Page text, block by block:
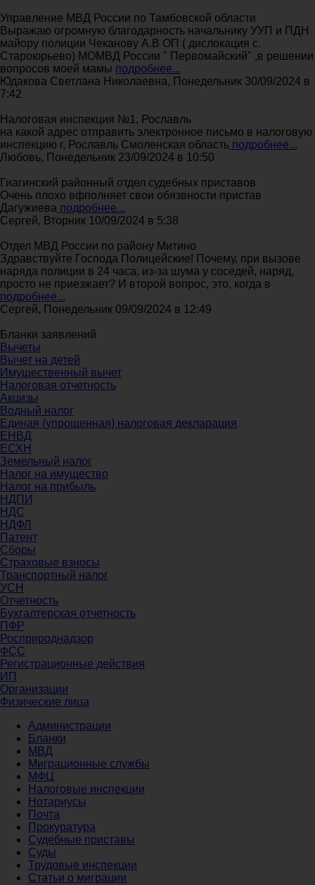
Управление МВД России по Тамбовской области
Выражаю огромную благодарность начальнику УУП и ПДН
майору полиции Чеканову А.В ОП ( дислокация с.
Староюрьево) МОМВД России " Первомайский" ,в решении
вопросов моей мамы подробнее...
Юдакова Светлана Николаевна, Понедельник 30/09/2024 в
7:42
Налоговая инспекция №1, Рославль
на какой адрес отправить электронное письмо в налоговую
инспекцию г, Рославль Смоленская область подробнее...
Любовь, Понедельник 23/09/2024 в 10:50
Гиагинский районный отдел судебных приставов
Очень плохо вфполняет свои обязвности пристав
Дагужиева подробнее...
Сергей, Вторник 10/09/2024 в 5:38
Отдел МВД России по району Митино
Здравствуйте Господа Полицейские! Почему, при вызове
наряда полиции в 24 часа, из-за шума у соседей, наряд,
просто не приезжает? И второй вопрос, это, когда в
подробнее...
Сергей, Понедельник 09/09/2024 в 12:49
Бланки заявлений
Вычеты
Вычет на детей
Имущественный вычет
Налоговая отчетность
Акцизы
Водный налог
Единая (упрощенная) налоговая декларация
ЕНВД
ЕСХН
Земельный налог
Налог на имущество
Налог на прибыль
НДПИ
НДС
НДФЛ
Патент
Сборы
Страховые взносы
Транспортный налог
УСН
Отчетность
Бухгалтерская отчетность
ПФР
Росприроднадзор
ФСС
Регистрационные действия
ИП
Организации
Физические лица
Администрации
Бланки
МВД
Миграционные службы
МФЦ
Налоговые инспекции
Нотариусы
Почта
Прокуратура
Судебные приставы
Суды
Трудовые инспекции
Статьи о миграции